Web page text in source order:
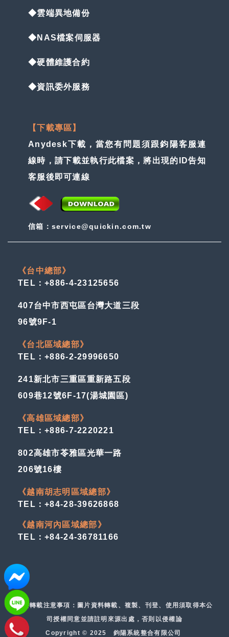
◆雲端異地備份
◆NAS檔案伺服器
◆硬體維護合約
◆資訊委外服務
【下載專區】
Anydesk下載，當您有問題須跟鈞陽客服連
線時，請下載並執行此檔案，將出現的ID告知
客服後即可連線
信箱：service@quickin.com.tw
《台中總部》
TEL：+886-4-23125656
407台中市西屯區台灣大道三段
96號9F-1
《台北區域總部》
TEL：+886-2-29996650
241新北市三重區重新路五段
609巷12號6F-17(湯城園區)
《高雄區域總部》
TEL：+886-7-2220221
802高雄市苓雅區光華一路
206號16樓
《越南胡志明區域總部》
TEL：+84-28-39626868
《越南河內區域總部》
TEL：+84-24-36781166
資料轉載注意事項：圖片資料轉載、複製、刊登、使用須取得本公
司授權同意並請註明來源出處，否則以侵權論
Copyright © 2025 鈞陽系統整合有限公司